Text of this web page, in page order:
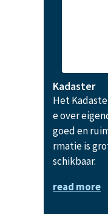
Kadaster
Het
e over
goed en
rmatie is
schikbaar.
read more